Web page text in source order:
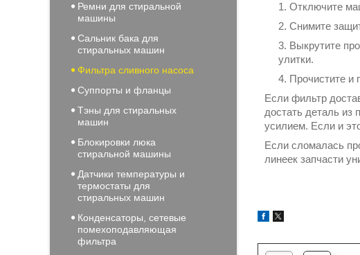
Отключите
Снимите
Выкрутите
улитки.
Прочистите и
Если фильтр
достать деталь из
усилием. Если и
Если сломалась
линеек запчасти
Ремни для стиральной
машины
Сальник бака для
стиральных машин
Фильтра сливного насоса
Суппорты и фланцы
Тэны для стиральных
машин
Блокировки люка
стиральной машины
Датчики температуры и
термостаты для
стиральных машин
Конденсаторы, сетевые
помехоподавляющая
фильтра